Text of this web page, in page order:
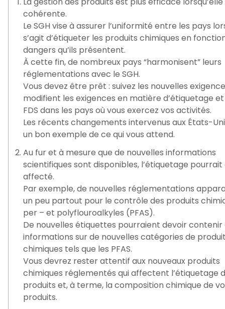
cohérente.
Le SGH vise à assurer l’uniformité entre les pays
s’agit d’étiqueter les produits chimiques en
dangers qu’ils présentent.
À cette fin, de nombreux pays “harmonisent” leurs
réglementations avec le SGH.
Vous devez être prêt : suivez les nouvelles
modifient les exigences en matière d’étiquetage
FDS dans les pays où vous exercez vos activités.
Les récents changements intervenus aux États-
un bon exemple de ce qui vous attend.
Au fur et à mesure que de nouvelles informations
scientifiques sont disponibles, l’étiquetage
affecté.
Par exemple, de nouvelles réglementations
un peu partout pour le contrôle des produits
per – et polyflouroalkyles (PFAS).
De nouvelles étiquettes pourraient devoir contenir
informations sur de nouvelles catégories de
chimiques tels que les PFAS.
Vous devrez rester attentif aux nouveaux produits
chimiques réglementés qui affectent l’étiquetage
produits et, à terme, la composition chimique de
produits.